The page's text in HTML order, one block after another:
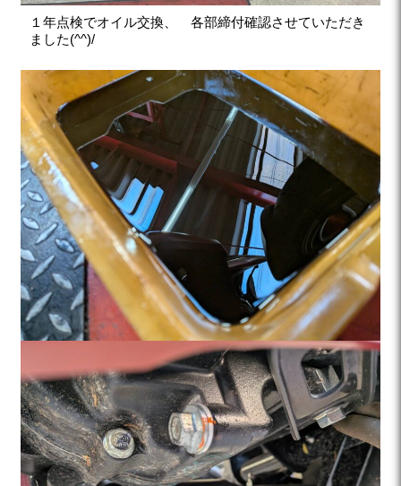
１年点検でオイル交換、 各部締付確認させていただき
ました(^^)/